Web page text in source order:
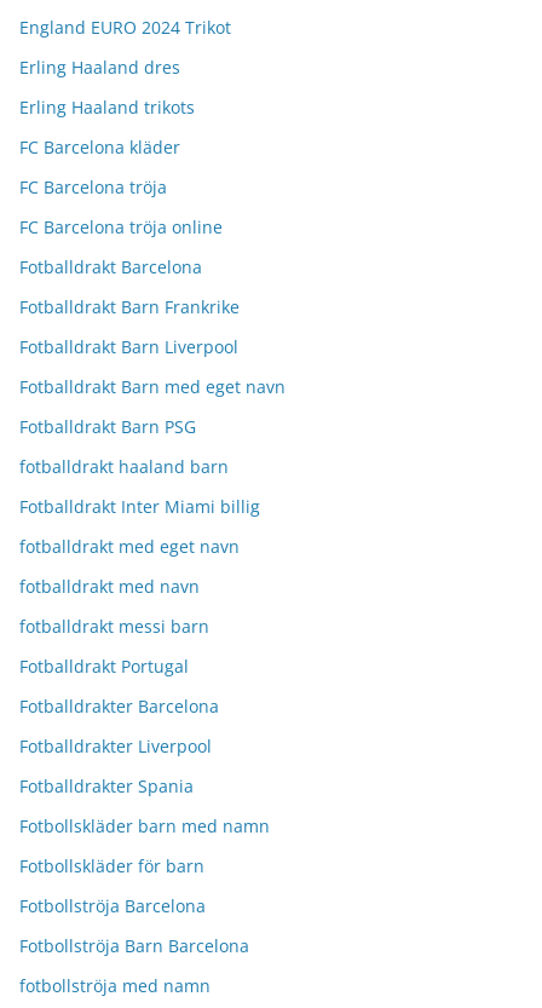
England EURO 2024 Trikot
Erling Haaland dres
Erling Haaland trikots
FC Barcelona kläder
FC Barcelona tröja
FC Barcelona tröja online
Fotballdrakt Barcelona
Fotballdrakt Barn Frankrike
Fotballdrakt Barn Liverpool
Fotballdrakt Barn med eget navn
Fotballdrakt Barn PSG
fotballdrakt haaland barn
Fotballdrakt Inter Miami billig
fotballdrakt med eget navn
fotballdrakt med navn
fotballdrakt messi barn
Fotballdrakt Portugal
Fotballdrakter Barcelona
Fotballdrakter Liverpool
Fotballdrakter Spania
Fotbollskläder barn med namn
Fotbollskläder för barn
Fotbollströja Barcelona
Fotbollströja Barn Barcelona
fotbollströja med namn